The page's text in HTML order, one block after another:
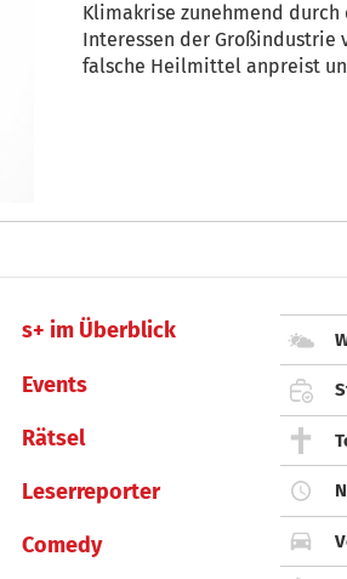
Klimakrise zunehmend durch
Interessen der Großindustrie
falsche Heilmittel anpreist und
s+ im Überblick
Events
Rätsel
Leserreporter
Comedy